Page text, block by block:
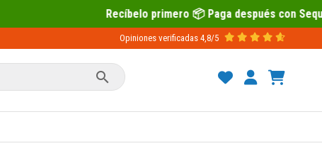
primero 📦 Paga después con Sequra 💶
Opiniones verificadas 4,8/5
